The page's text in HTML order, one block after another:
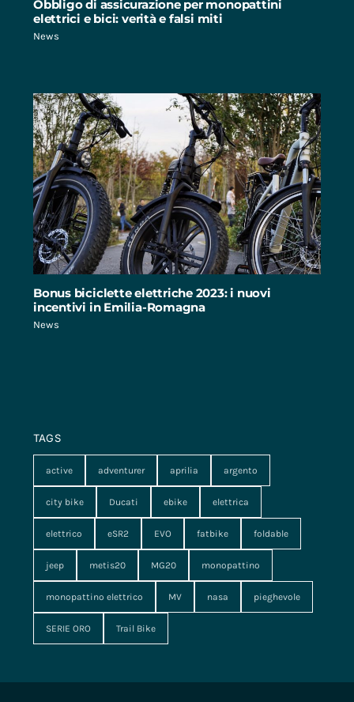
Obbligo di assicurazione per monopattini
elettrici e bici: verità e falsi miti
News
Bonus biciclette elettriche 2023: i nuovi
incentivi in Emilia-Romagna
News
TAGS
active adventurer aprilia argento
city bike Ducati ebike elettrica
elettrico eSR2 EVO fatbike foldable
jeep metis20 MG20 monopattino
monopattino elettrico MV nasa pieghevole
SERIE ORO Trail Bike